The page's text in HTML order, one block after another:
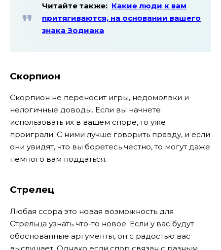
Читайте также: Какие люди к вам
притягиваются, на основании вашего
знака Зодиака
Скорпион
Скорпион не переносит игры, недомолвки и
нелогичные доводы. Если вы начнете
использовать их в вашем споре, то уже
проиграли. С ними лучше говорить правду, и если
они увидят, что вы боретесь честно, то могут даже
немного вам поддаться.
Стрелец
Любая ссора это новая возможность для
Стрельца узнать что-то новое. Если у вас будут
обоснованные аргументы, он с радостью вас